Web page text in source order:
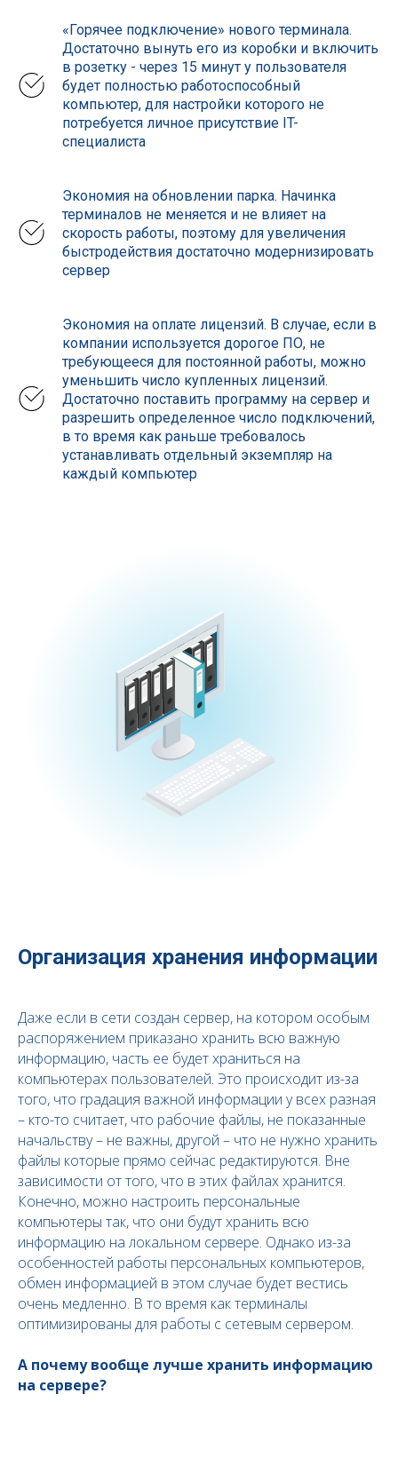
«Горячее подключение» нового терминала.
Достаточно вынуть его из коробки и включить
в розетку - через 15 минут у пользователя
будет полностью работоспособный
компьютер, для настройки которого не
потребуется личное присутствие IT-
специалиста
Экономия на обновлении парка. Начинка
терминалов не меняется и не влияет на
скорость работы, поэтому для увеличения
быстродействия достаточно модернизировать
сервер
Экономия на оплате лицензий. В случае, если в
компании используется дорогое ПО, не
требующееся для постоянной работы, можно
уменьшить число купленных лицензий.
Достаточно поставить программу на сервер и
разрешить определенное число подключений,
в то время как раньше требовалось
устанавливать отдельный экземпляр на
каждый компьютер
Организация хранения информации
Даже если в сети создан сервер, на котором особым
распоряжением приказано хранить всю важную
информацию, часть ее будет храниться на
компьютерах пользователей. Это происходит из-за
того, что градация важной информации у всех разная
– кто-то считает, что рабочие файлы, не показанные
начальству – не важны, другой – что не нужно хранить
файлы которые прямо сейчас редактируются. Вне
зависимости от того, что в этих файлах хранится.
Конечно, можно настроить персональные
компьютеры так, что они будут хранить всю
информацию на локальном сервере. Однако из-за
особенностей работы персональных компьютеров,
обмен информацией в этом случае будет вестись
очень медленно. В то время как терминалы
оптимизированы для работы с сетевым сервером.
А почему вообще лучше хранить информацию
на сервере?